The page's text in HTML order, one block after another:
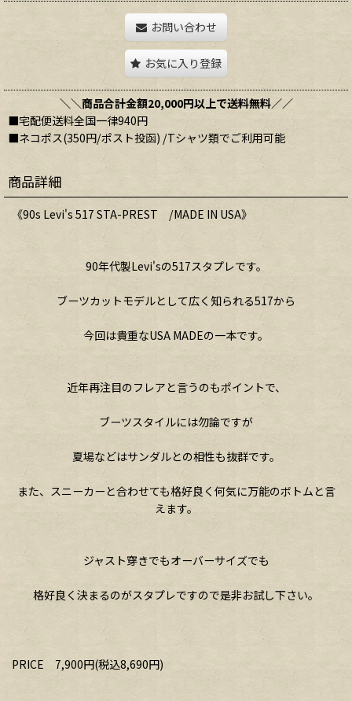
お問い合わせ
お気に入り登録
＼＼商品合計金額20,000円以上で送料無料／／
■宅配便送料全国一律940円
■ネコポス(350円/ポスト投函) /Tシャツ類でご利用可能
商品詳細
《90s Levi's 517 STA-PREST /MADE IN USA》
90年代製Levi'sの517スタプレです。
ブーツカットモデルとして広く知られる517から
今回は貴重なUSA MADEの一本です。
近年再注目のフレアと言うのもポイントで、
ブーツスタイルには勿論ですが
夏場などはサンダルとの相性も抜群です。
また、スニーカーと合わせても格好良く何気に万能のボトムと言
えます。
ジャスト穿きでもオーバーサイズでも
格好良く決まるのがスタプレですので是非お試し下さい。
PRICE 7,900円(税込8,690円)